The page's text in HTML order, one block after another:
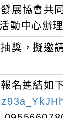
展協會共
動中心辦
獎，擬邀
名連結如下